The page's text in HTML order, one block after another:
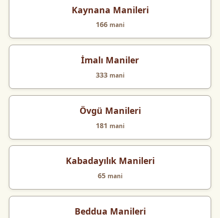
Kaynana Manileri
166 mani
İmalı Maniler
333 mani
Övgü Manileri
181 mani
Kabadayılık Manileri
65 mani
Beddua Manileri